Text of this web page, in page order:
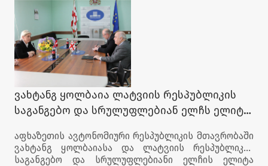
ვახტანგ ყოლბაია ლატვიის რესპუბლიკის
საგანგებო და სრულუფლებიან ელჩს ელიტა
აფხაზეთის ავტონომიური რესპუბლიკის მთავრობაში
ვახტანგ ყოლბაიასა და ლატვიის რესპუბლიკის
საგანგებო და სრულუფლებიანი ელჩის ელიტა